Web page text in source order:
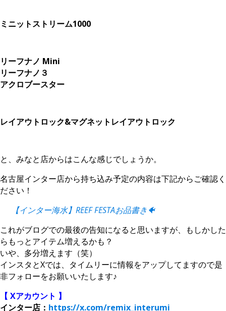
ミニットストリーム1000
リーフナノ Mini
リーフナノ３
アクロブースター
レイアウトロック&マグネットレイアウトロック
と、みなと店からはこんな感じでしょうか。
名古屋インター店から持ち込み予定の内容は下記からご確認く
ださい！
【インター海水】REEF FESTAお品書き🐠
これがブログでの最後の告知になると思いますが、もしかした
らもっとアイテム増えるかも？
いや、多分増えます（笑）
インスタとXでは、タイムリーに情報をアップしてますので是
非フォローをお願いいたします♪
【 Xアカウント 】
インター店： https://x.com/remix_interumi